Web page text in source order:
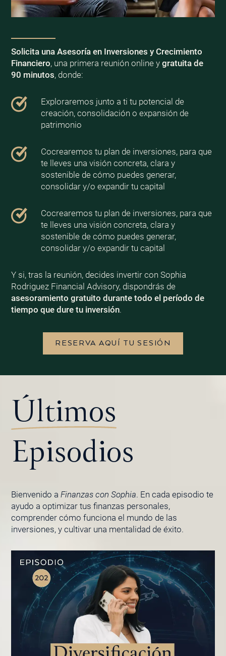
Solicita una Asesoría en Inversiones y Crecimiento
Financiero, una primera reunión online y gratuita de
90 minutos, donde:
Exploraremos junto a ti tu potencial de
creación, consolidación o expansión de
patrimonio
Cocrearemos tu plan de inversiones, para que
te lleves una visión concreta, clara y
sostenible de cómo puedes generar,
consolidar y/o expandir tu capital
Cocrearemos tu plan de inversiones, para que
te lleves una visión concreta, clara y
sostenible de cómo puedes generar,
consolidar y/o expandir tu capital
Y si, tras la reunión, decides invertir con Sophia
Rodriguez Financial Advisory, dispondrás de
asesoramiento gratuito durante todo el período de
tiempo que dure tu inversión.
RESERVA AQUÍ TU SESIÓN
Últimos
Episodios
Bienvenido a Finanzas con Sophia. En cada episodio te
ayudo a optimizar tus finanzas personales,
comprender cómo funciona el mundo de las
inversiones, y cultivar una mentalidad de éxito.
PÁGINA
PÁGINA
PÁGINAPÁGINA